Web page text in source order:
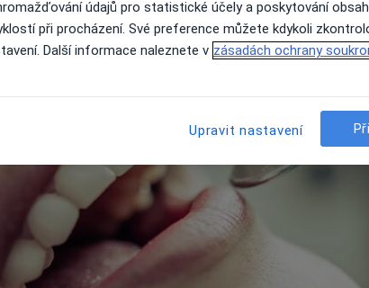
údajů pro statistické účely a poskytování
při procházení. Své preference můžete kdykoli
Další informace naleznete v zásadách ochrany
Upravit nastavení